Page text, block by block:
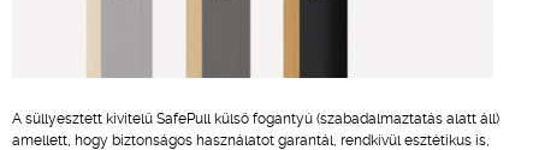
A süllyesztett kivitelű SafePull külső fogantyú (szabadalmaztatás alatt áll)
amellett, hogy biztonságos használatot garantál, rendkívül esztétikus is,